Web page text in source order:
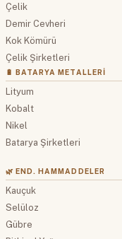
Çelik
Demir Cevheri
Kok Kömürü
Çelik Şirketleri
🔋 BATARYA METALLERI
Lityum
Kobalt
Nikel
Batarya Şirketleri
🌿 END. HAMMADDELER
Kauçuk
Selüloz
Gübre